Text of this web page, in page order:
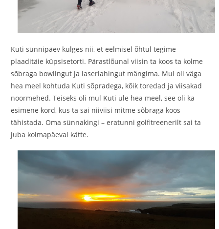
Kuti sünnipäev kulges nii, et eelmisel õhtul tegime
plaaditäie küpsisetorti. Pärastlõunal viisin ta koos ta kolme
sõbraga bowlingut ja laserlahingut mängima. Mul oli väga
hea meel kohtuda Kuti sõpradega, kõik toredad ja viisakad
noormehed. Teiseks oli mul Kuti üle hea meel, see oli ka
esimene kord, kus ta sai niiviisi mitme sõbraga koos
tähistada. Oma sünnakingi – eratunni golfitreenerilt sai ta
juba kolmapäeval kätte.